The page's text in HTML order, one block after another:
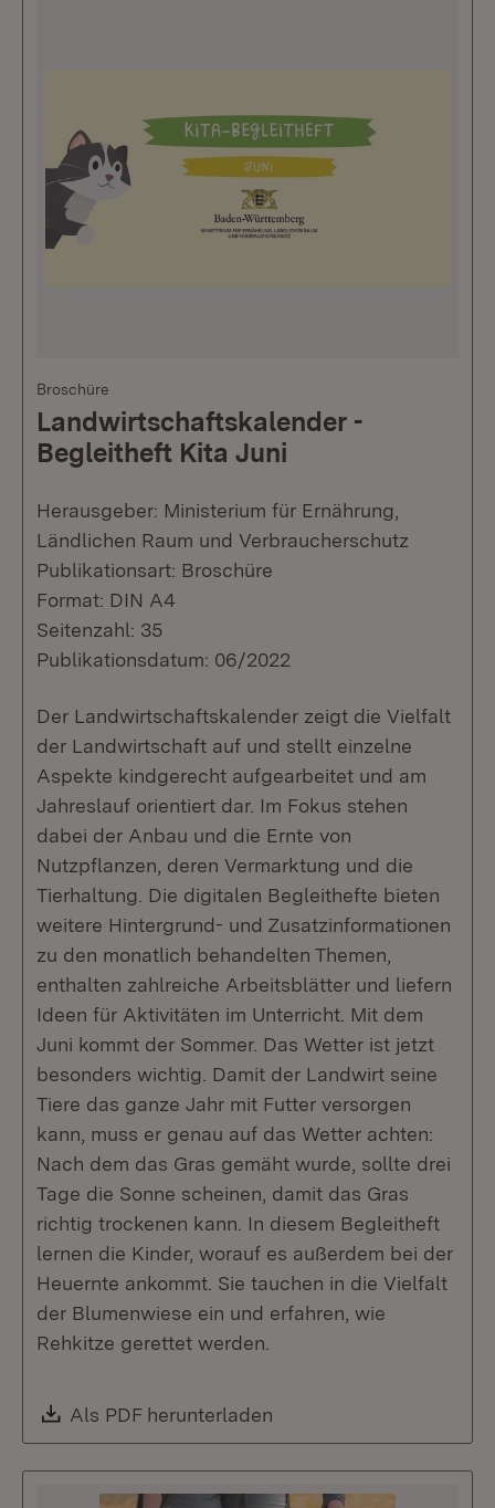
Broschüre
Landwirtschaftskalender -
Begleitheft Kita Juni
Herausgeber: Ministerium für Ernährung,
Ländlichen Raum und Verbraucherschutz
Publikationsart: Broschüre
Format: DIN A4
Seitenzahl: 35
Publikationsdatum: 06/2022
Der Landwirtschaftskalender zeigt die Vielfalt
der Landwirtschaft auf und stellt einzelne
Aspekte kindgerecht aufgearbeitet und am
Jahreslauf orientiert dar. Im Fokus stehen
dabei der Anbau und die Ernte von
Nutzpflanzen, deren Vermarktung und die
Tierhaltung. Die digitalen Begleithefte bieten
weitere Hintergrund- und Zusatzinformationen
zu den monatlich behandelten Themen,
enthalten zahlreiche Arbeitsblätter und liefern
Ideen für Aktivitäten im Unterricht. Mit dem
Juni kommt der Sommer. Das Wetter ist jetzt
besonders wichtig. Damit der Landwirt seine
Tiere das ganze Jahr mit Futter versorgen
kann, muss er genau auf das Wetter achten:
Nach dem das Gras gemäht wurde, sollte drei
Tage die Sonne scheinen, damit das Gras
richtig trockenen kann. In diesem Begleitheft
lernen die Kinder, worauf es außerdem bei der
Heuernte ankommt. Sie tauchen in die Vielfalt
der Blumenwiese ein und erfahren, wie
Rehkitze gerettet werden.
Download:
Als PDF herunterladen